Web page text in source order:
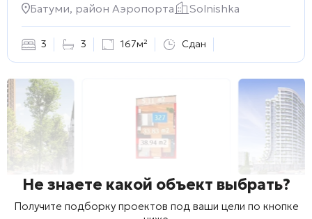
Батуми, район Аэропорта
Solnishka
3 3 167м² Сдан
Не знаете какой объект выбрать?
Получите подборку проектов под ваши цели по кнопке